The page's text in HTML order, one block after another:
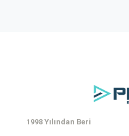
1998 Yılından Beri